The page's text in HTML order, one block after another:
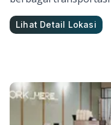
Lihat Detail Lokasi